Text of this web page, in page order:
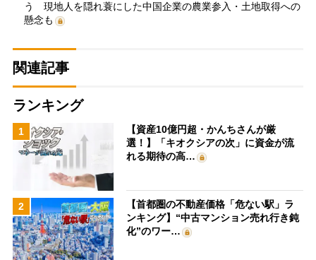
う 現地人を隠れ蓑にした中国企業の農業参入・土地取得への
懸念も
関連記事
ランキング
1
【資産10億円超・かんちさんが厳
選！】「キオクシアの次」に資金が流
れる期待の高…
2
【首都圏の不動産価格「危ない駅」ラ
ンキング】“中古マンション売れ行き鈍
化”のワー…